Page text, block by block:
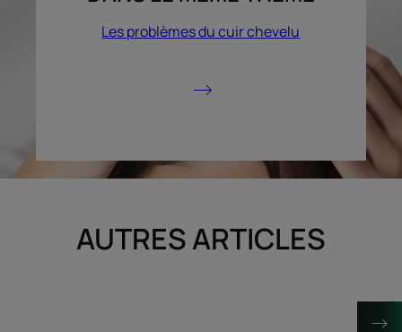
Les problèmes du cuir chevelu
AUTRES ARTICLES
Découvrir